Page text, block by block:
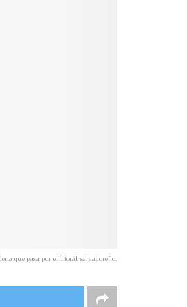
que pasa por el litoral salvadoreño.